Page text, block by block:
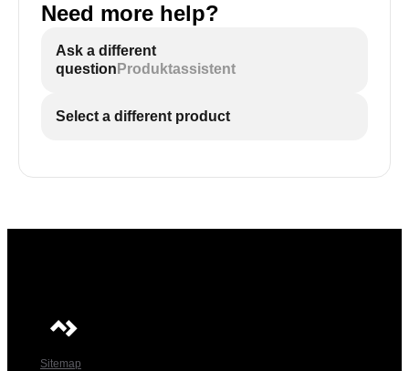
Need more help?
Ask a different
question Produktassistent
Select a different product
Sitemap